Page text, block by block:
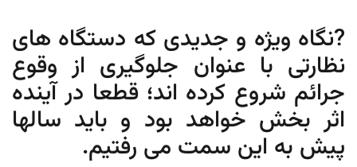
?نگاه ویژه و جدیدی که دستگاه های
نظارتی با عنوان جلوگیری از وقوع
جرائم شروع کرده اند؛ قطعا در آینده
اثر بخش خواهد بود و باید سالها
پیش به این سمت می رفتیم.